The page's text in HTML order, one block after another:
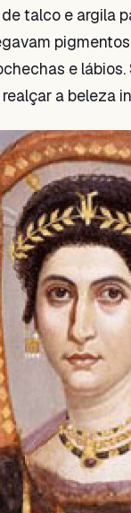
talco e argila
e
a beleza